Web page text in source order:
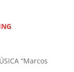
“Marcos